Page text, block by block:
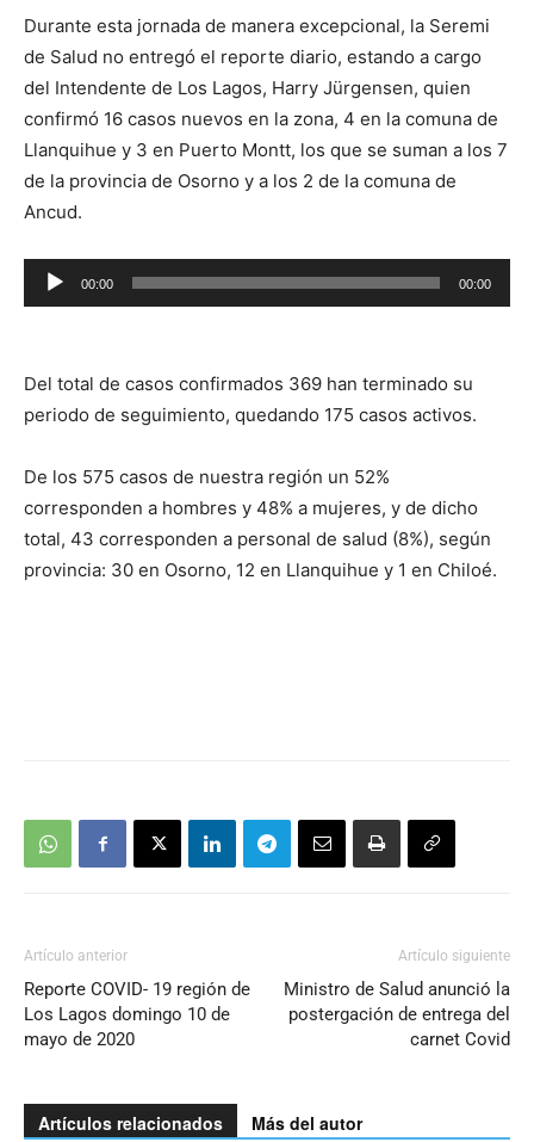
Durante esta jornada de manera excepcional, la Seremi
de Salud no entregó el reporte diario, estando a cargo
del Intendente de Los Lagos, Harry Jürgensen, quien
confirmó 16 casos nuevos en la zona, 4 en la comuna de
Llanquihue y 3 en Puerto Montt, los que se suman a los 7
de la provincia de Osorno y a los 2 de la comuna de
Ancud.
Reproductor
de
00:00 00:00
Del total de casos confirmados 369 han terminado su
periodo de seguimiento, quedando 175 casos activos.
De los 575 casos de nuestra región un 52%
corresponden a hombres y 48% a mujeres, y de dicho
total, 43 corresponden a personal de salud (8%), según
provincia: 30 en Osorno, 12 en Llanquihue y 1 en Chiloé.
Artículo anterior
Reporte COVID- 19 región de
Los Lagos domingo 10 de
mayo de 2020
Artículo siguiente
Ministro de Salud anunció la
postergación de entrega del
carnet Covid
Artículos relacionados Más del autor